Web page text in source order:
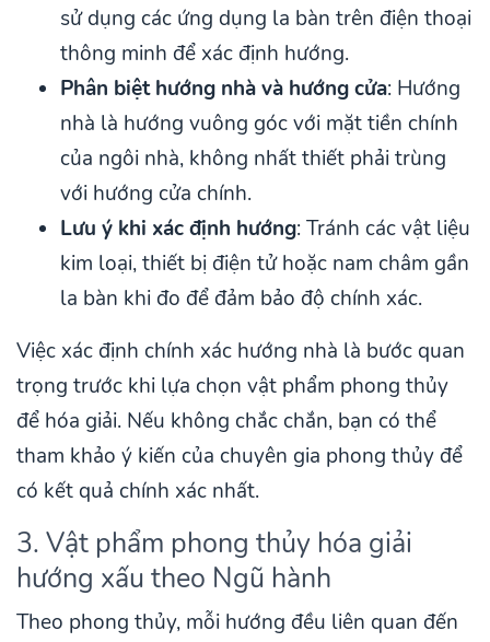
sử dụng các ứng dụng la bàn trên điện thoại
thông minh để xác định hướng.
Phân biệt hướng nhà và hướng cửa: Hướng
nhà là hướng vuông góc với mặt tiền chính
của ngôi nhà, không nhất thiết phải trùng
với hướng cửa chính.
Lưu ý khi xác định hướng: Tránh các vật liệu
kim loại, thiết bị điện tử hoặc nam châm gần
la bàn khi đo để đảm bảo độ chính xác.
Việc xác định chính xác hướng nhà là bước quan
trọng trước khi lựa chọn vật phẩm phong thủy
để hóa giải. Nếu không chắc chắn, bạn có thể
tham khảo ý kiến của chuyên gia phong thủy để
có kết quả chính xác nhất.
3. Vật phẩm phong thủy hóa giải
hướng xấu theo Ngũ hành
Theo phong thủy, mỗi hướng đều liên quan đến